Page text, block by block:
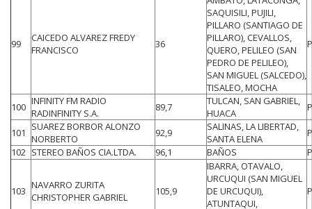
99
CAICEDO ALVAREZ FREDY
FRANCISCO
36
SAQUISILI, PUJILI,
PILLARO (SANTIAGO DE
PILLARO), CEVALLOS,
QUERO, PELILEO (SAN
PEDRO DE PELILEO),
SAN MIGUEL (SALCEDO),
TISALEO, MOCHA
100 INFINITY FM RADIO
RADINFINITY S.A.
89,7
TULCAN, SAN GABRIEL,
HUACA
101
SUAREZ BORBOR ALONZO
NORBERTO
92,9
SALINAS, LA LIBERTAD,
SANTA ELENA
102 STEREO BAÑOS CIA.LTDA. 96,1 BAÑOS
103 NAVARRO ZURITA
CHRISTOPHER GABRIEL
105,9
IBARRA, OTAVALO,
URCUQUI (SAN MIGUEL
DE URCUQUI),
ATUNTAQUI,